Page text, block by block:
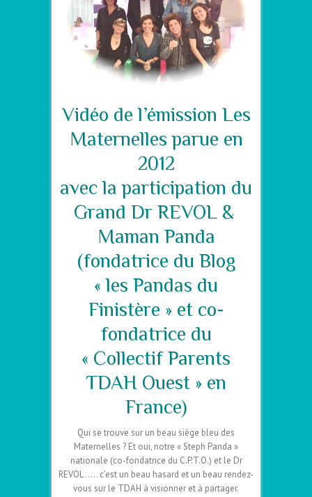
Vidéo de l’émission Les
Maternelles parue en
2012
avec la participation du
Grand Dr REVOL &
Maman Panda
(fondatrice du Blog
« les Pandas du
Finistère » et co-
fondatrice du
« Collectif Parents
TDAH Ouest » en
France)
Qui se trouve sur un beau siège bleu des
Maternelles ? Et oui, notre « Steph Panda »
nationale (co-fondatrice du C.P.T.O.) et le Dr
REVOL ….. c’est un beau hasard et un beau rendez-
vous sur le TDAH à visionner et à partager.